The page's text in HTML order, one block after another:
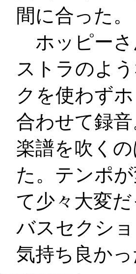
間に合った。
ホッピーさ
ストラのよ
クを使わず
合わせて録
楽譜を吹く
た。テンポ
て少々大変
バスセクシ
気持ち良か